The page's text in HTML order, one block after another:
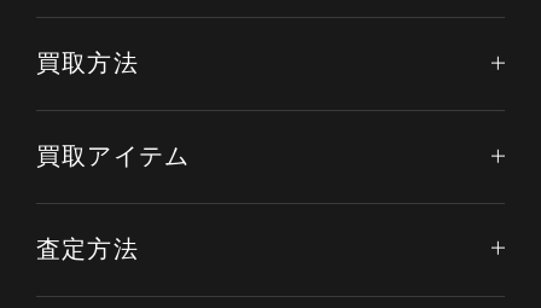
買取方法
買取アイテム
査定方法